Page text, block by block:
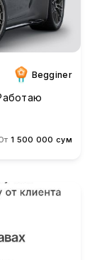
Begginer
1 500 000 сум